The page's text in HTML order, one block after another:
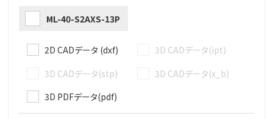
ML-40-S2AXS-13P
2D CADデータ (dxf)
3D CADデータ(ipt)
3D CADデータ(stp)
3D CADデータ(x_b)
3D PDFデータ(pdf)